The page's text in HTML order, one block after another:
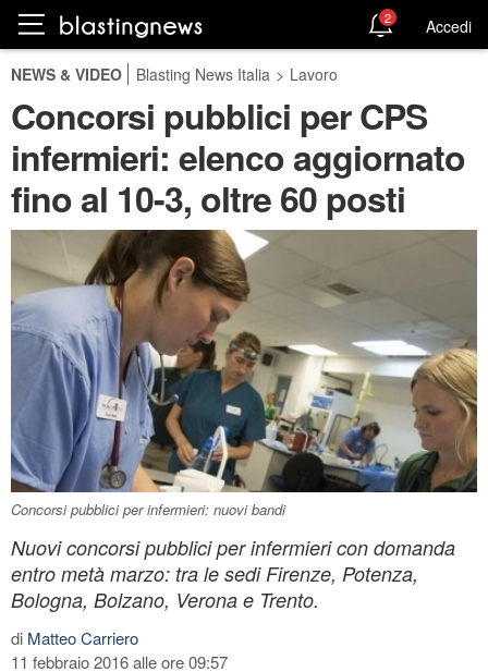
2 Accedi
NEWS & VIDEO Blasting News Italia > Lavoro
Concorsi pubblici per CPS
infermieri: elenco aggiornato
fino al 10-3, oltre 60 posti
Concorsi pubblici per infermieri: nuovi bandi
Nuovi concorsi pubblici per infermieri con domanda
entro metà marzo: tra le sedi Firenze, Potenza,
Bologna, Bolzano, Verona e Trento.
di Matteo Carriero
11 febbraio 2016 alle ore 09:57